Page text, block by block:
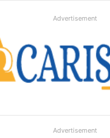
Advertisement
Advertisement